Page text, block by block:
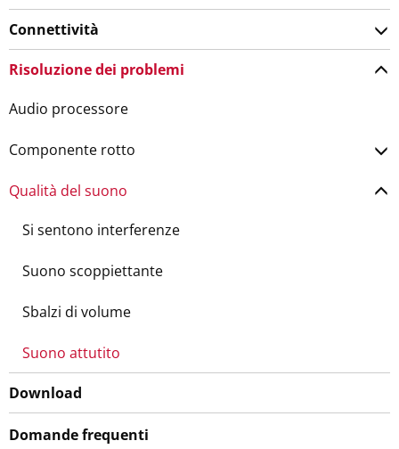
Connettività
Risoluzione dei problemi
Audio processore
Componente rotto
Qualità del suono
Si sentono interferenze
Suono scoppiettante
Sbalzi di volume
Suono attutito
Download
Domande frequenti